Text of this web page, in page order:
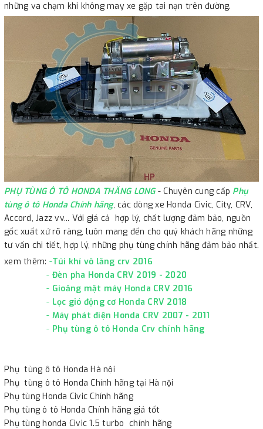
những va chạm khi không may xe gặp tai nạn trên đường.
PHỤ TÙNG Ô TÔ HONDA THĂNG LONG- Chuyên cung cấp Phụ
tùng ô tô Honda Chính hãng, các dòng xe Honda Civic, City, CRV,
Accord, Jazz vv... Với giá cả hợp lý, chất lượng đảm bảo, nguồn
gốc xuất xứ rõ ràng, luôn mang đến cho quý khách hãng những
tư vấn chi tiết, hợp lý, những phụ tùng chính hãng đảm bảo nhất.
xem thêm: -Túi khí vô lăng crv 2016
- Đèn pha Honda CRV 2019 - 2020
- Gioăng mặt máy Honda CRV 2016
- Lọc gió động cơ Honda CRV 2018
- Máy phát điện Honda CRV 2007 - 2011
- Phụ tùng ô tô Honda Crv chính hãng
Phụ tùng ô tô Honda Hà nội
Phụ tùng ô tô Honda Chính hãng tại Hà nội
Phụ tùng Honda Civic Chính hãng
Phụ tùng ô tô Honda Chính hãng giá tốt
Phụ tùng honda Civic 1.5 turbo chính hãng